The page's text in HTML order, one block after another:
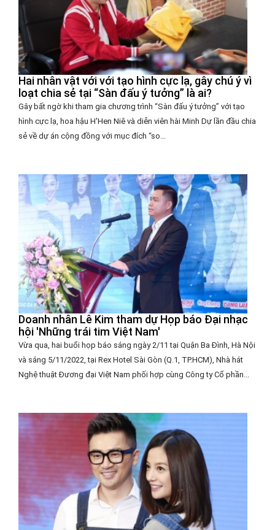
Hai nhân vật với với tạo hình cực lạ, gây chú ý vì
loạt chia sẻ tại “Sàn đấu ý tưởng” là ai?
Gây bất ngờ khi tham gia chương trình “Sàn đấu ý tưởng” với tạo
hình cực lạ, hoa hậu H'Hen Niê và diễn viên hài Minh Dự lần đầu chia
sẻ về dự án cộng đồng với mục đích “so...
Doanh nhân Lê Kim tham dự Họp báo Đại nhạc
hội 'Những trái tim Việt Nam'
Vừa qua, hai buổi họp báo sáng ngày 2/11 tại Quận Ba Đình, Hà Nội
và sáng 5/11/2022, tại Rex Hotel Sài Gòn (Q.1, TP.HCM), Nhà hát
Nghệ thuật Đương đại Việt Nam phối hợp cùng Công ty Cổ phần...